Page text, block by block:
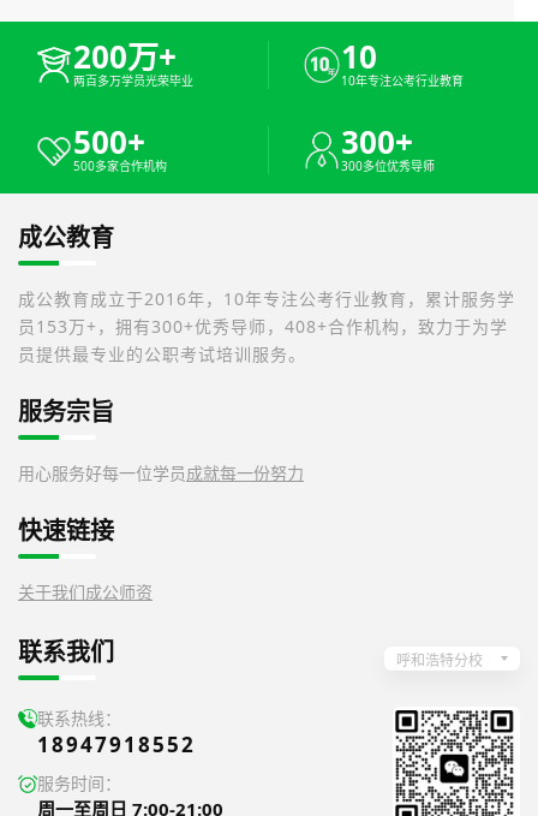
200万+
两百多万学员光荣毕业
10
10年专注公考行业教育
500+
500多家合作机构
300+
300多位优秀导师
成公教育
成公教育成立于2016年，10年专注公考行业教育，累计服务学
员153万+，拥有300+优秀导师，408+合作机构，致力于为学
员提供最专业的公职考试培训服务。
服务宗旨
用心服务好每一位学员成就每一份努力
快速链接
关于我们成公师资
联系我们 呼和浩特分校
联系热线：
18947918552
服务时间：
周一至周日 7:00-21:00